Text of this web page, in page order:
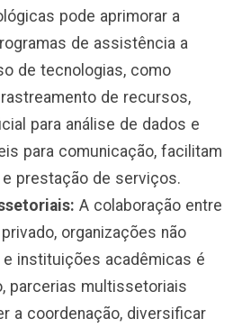
pode aprimorar a
de assistência a
de tecnologias, como
de recursos,
para análise de dados e
para comunicação, facilitam
prestação de serviços.
A colaboração entre
organizações não
e instituições acadêmicas é
parcerias multissetoriais
a coordenação, diversificar